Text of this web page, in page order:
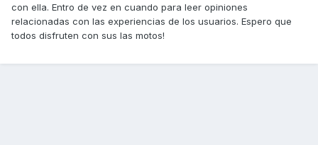
con ella. Entro de vez en cuando para leer opiniones
relacionadas con las experiencias de los usuarios. Espero que
todos disfruten con sus las motos!